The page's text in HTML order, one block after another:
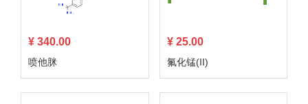
¥ 340.00
喷他脒
¥ 25.00
氟化锰(II)